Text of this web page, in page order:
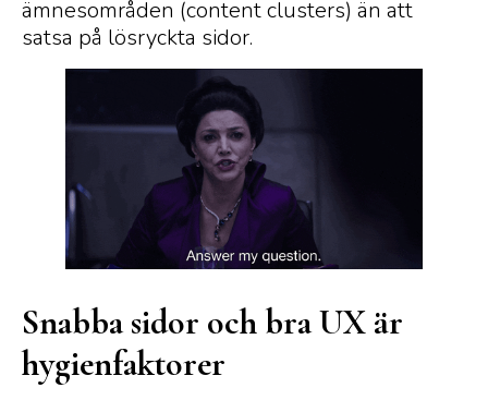
ämnesområden (content clusters) än att
satsa på lösryckta sidor.
Snabba sidor och bra UX är
hygienfaktorer